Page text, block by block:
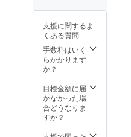
合は、
備考欄
にてお
知らせ
くださ
い）。
備考欄
にてお
知らせ
くださ
い）。
グの進
捗報
告、移
動型書
店の出
店情
王子さ
ま』や
サン=テ
楽しみ
にして
おりま
す。
小惑星
３２７
星）：
お酒や
飲み物
書店の
本棚を
作りま
しょ
う！
（例）
による
選書で
す。小
で、で
きるだ
けその
テーマ
に合っ
た本を
い（各
小惑星
＝各本
後（代
の本の
納品
後）お
およそ
１年で
だし、
各本棚
は、
『星の
ま』に
支援に関するよ
くある質問
手数料はいく
らかかります
か？
目標金額に届
かなかった場
合どうなりま
すか？